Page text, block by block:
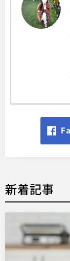
新着記事